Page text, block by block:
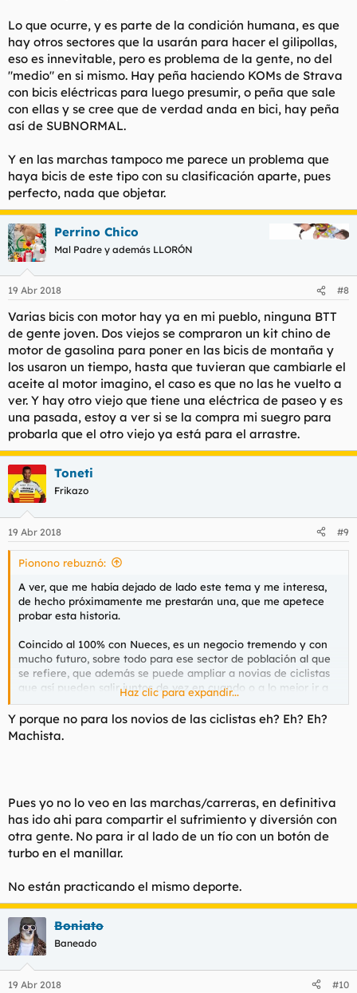
Lo que ocurre, y es parte de la condición humana, es que
hay otros sectores que la usarán para hacer el gilipollas,
eso es innevitable, pero es problema de la gente, no del
"medio" en si mismo. Hay peña haciendo KOMs de Strava
con bicis eléctricas para luego presumir, o peña que sale
con ellas y se cree que de verdad anda en bici, hay peña
así de SUBNORMAL.
Y en las marchas tampoco me parece un problema que
haya bicis de este tipo con su clasificación aparte, pues
perfecto, nada que objetar.
Perrino Chico
Mal Padre y además LLORÓN
19 Abr 2018 #8
Varias bicis con motor hay ya en mi pueblo, ninguna BTT
de gente joven. Dos viejos se compraron un kit chino de
motor de gasolina para poner en las bicis de montaña y
los usaron un tiempo, hasta que tuvieran que cambiarle el
aceite al motor imagino, el caso es que no las he vuelto a
ver. Y hay otro viejo que tiene una eléctrica de paseo y es
una pasada, estoy a ver si se la compra mi suegro para
probarla que el otro viejo ya está para el arrastre.
Toneti
Frikazo
19 Abr 2018 #9
Pionono rebuznó:
A ver, que me había dejado de lado este tema y me interesa,
de hecho próximamente me prestarán una, que me apetece
probar esta historia.
Coincido al 100% con Nueces, es un negocio tremendo y con
mucho futuro, sobre todo para ese sector de población al que
se refiere, que además se puede ampliar a novias de ciclistas
que así pueden salir juntos de vez en cuando o a lo mejor ir a
alguna marcha y pasarlo bien, incluso a los desplazamientos a
trabajar diarios. A mí me parece algo estupendo.
Lo que ocurre, y es parte de la condición humana, es que hay
para luego presumir, o peña que sale con ellas y se cree que de
verdad anda en bici, hay peña así de SUBNORMAL.
Y en las marchas tampoco me parece un problema que haya
bicis de este tipo con su clasificación aparte, pues perfecto,
Haz clic para expandir...
Y porque no para los novios de las ciclistas eh? Eh? Eh?
Machista.
Pues yo no lo veo en las marchas/carreras, en definitiva
has ido ahi para compartir el sufrimiento y diversión con
otra gente. No para ir al lado de un tío con un botón de
turbo en el manillar.
No están practicando el mismo deporte.
Boniato
Baneado
19 Abr 2018 #10